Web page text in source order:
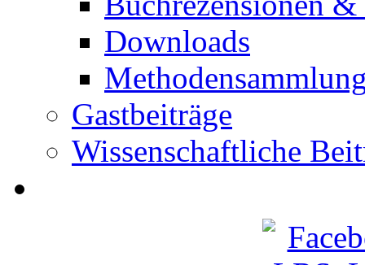
Downloads
Gastbeiträge
Wissenschaftliche